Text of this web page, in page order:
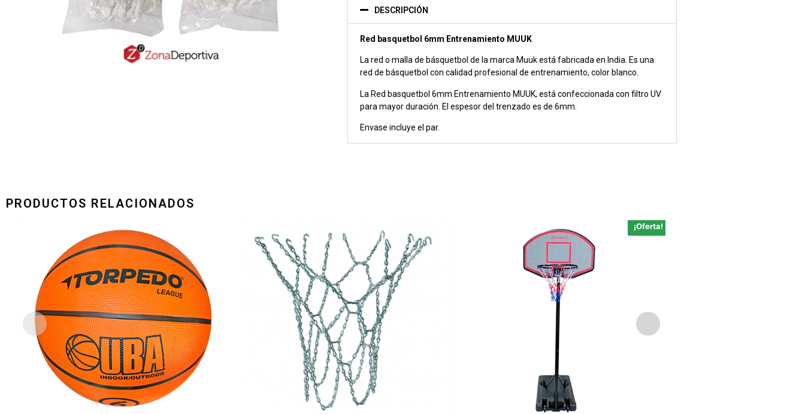
DESCRIPCIÓN
Red basquetbol 6mm Entrenamiento MUUK
La red o malla de básquetbol de la marca Muuk está fabricada en India. Es una
red de básquetbol con calidad profesional de entrenamiento, color blanco.
La Red basquetbol 6mm Entrenamiento MUUK, está confeccionada con filtro UV
para mayor duración. El espesor del trenzado es de 6mm.
Envase incluye el par.
PRODUCTOS RELACIONADOS
¡Oferta!